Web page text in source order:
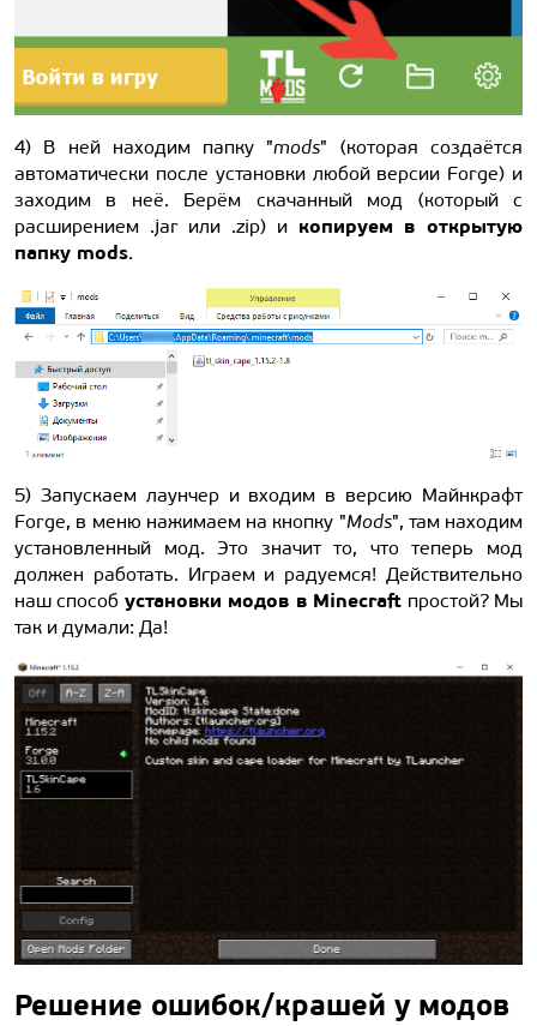
4) В ней находим папку "mods" (которая создаётся
автоматически после установки любой версии Forge) и
заходим в неё. Берём скачанный мод (который с
расширением .jar или .zip) и копируем в открытую
папку mods.
5) Запускаем лаунчер и входим в версию Майнкрафт
Forge, в меню нажимаем на кнопку "Mods", там находим
установленный мод. Это значит то, что теперь мод
должен работать. Играем и радуемся! Действительно
наш способ установки модов в Minecraft простой? Мы
так и думали: Да!
Решение ошибок/крашей у модов